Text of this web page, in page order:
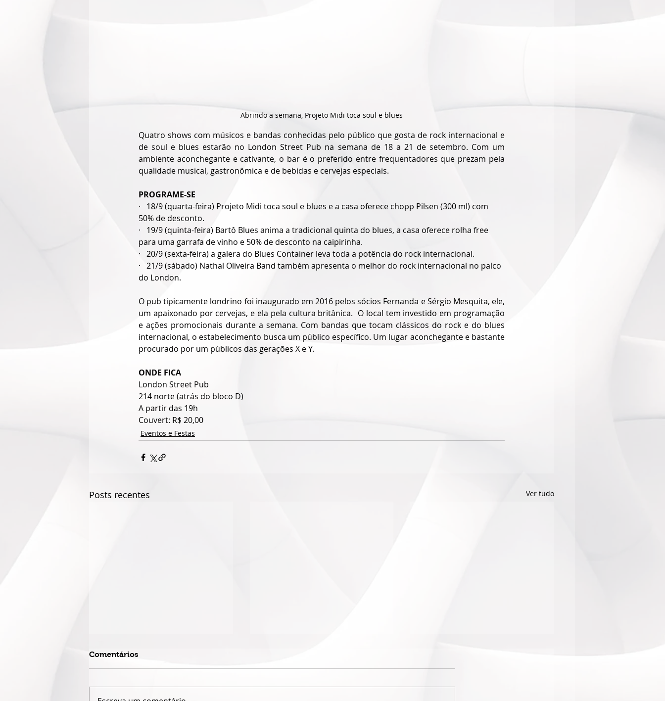
Abrindo a semana, Projeto Midi toca soul e blues
Quatro shows com músicos e bandas conhecidas pelo público que gosta de rock internacional e
de soul e blues estarão no London Street Pub na semana de 18 a 21 de setembro. Com um
ambiente aconchegante e cativante, o bar é o preferido entre frequentadores que prezam pela
qualidade musical, gastronômica e de bebidas e cervejas especiais.
PROGRAME-SE
·   18/9 (quarta-feira) Projeto Midi toca soul e blues e a casa oferece chopp Pilsen (300 ml) com
50% de desconto.
·   19/9 (quinta-feira) Bartô Blues anima a tradicional quinta do blues, a casa oferece rolha free
para uma garrafa de vinho e 50% de desconto na caipirinha.
·   20/9 (sexta-feira) a galera do Blues Container leva toda a potência do rock internacional.
·   21/9 (sábado) Nathal Oliveira Band também apresenta o melhor do rock internacional no palco
do London.
O pub tipicamente londrino foi inaugurado em 2016 pelos sócios Fernanda e Sérgio Mesquita, ele,
um apaixonado por cervejas, e ela pela cultura britânica. O local tem investido em programação
e ações promocionais durante a semana. Com bandas que tocam clássicos do rock e do blues
internacional, o estabelecimento busca um público específico. Um lugar aconchegante e bastante
procurado por um públicos das gerações X e Y.
ONDE FICA
London Street Pub
214 norte (atrás do bloco D)
A partir das 19h
Couvert: R$ 20,00
Eventos e Festas
Posts recentes Ver tudo
Comentários